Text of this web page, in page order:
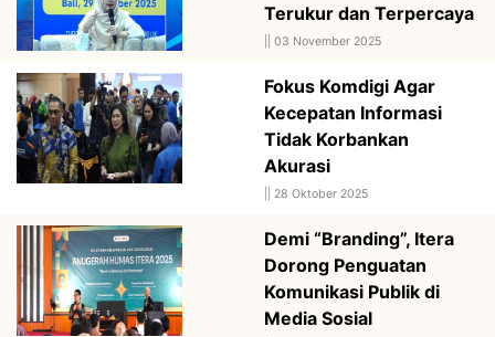
Terukur dan Terpercaya
03 November 2025
Fokus Komdigi Agar
Kecepatan Informasi
Tidak Korbankan
Akurasi
28 Oktober 2025
Demi “Branding”, Itera
Dorong Penguatan
Komunikasi Publik di
Media Sosial